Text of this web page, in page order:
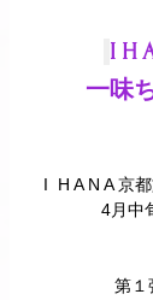
I H
一味
I  H A N A 京
4月中
第１